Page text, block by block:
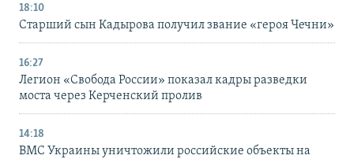
18:10
Старший сын Кадырова получил звание «героя Чечни»
16:27
Легион «Свобода России» показал кадры разведки
моста через Керченский пролив
14:18
ВМС Украины уничтожили российские объекты на